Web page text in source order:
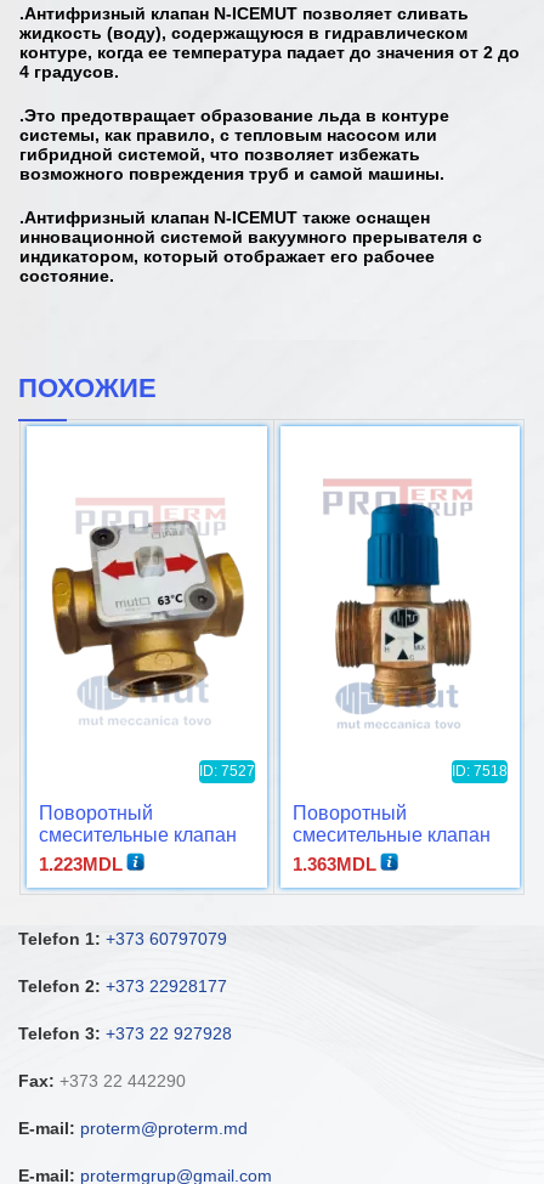
.Антифризный клапан N-ICEMUT позволяет сливать
жидкость (воду), содержащуюся в гидравлическом
контуре, когда ее температура падает до значения от 2 до
4 градусов.
.Это предотвращает образование льда в контуре
системы, как правило, с тепловым насосом или
гибридной системой, что позволяет избежать
возможного повреждения труб и самой машины.
.Антифризный клапан N-ICEMUT также оснащен
инновационной системой вакуумного прерывателя с
индикатором, который отображает его рабочее
состояние.
ПОХОЖИЕ
ID: 7527
Поворотный
смесительные клапан
MUT/TD3000 Ø1″
1.223MDL
ID: 7518
Поворотный
смесительные клапан
TWR-RA 32E
1.363MDL
Telefon 1: +373 60797079
Telefon 2: +373 22928177
Telefon 3: +373 22 927928
Fax: +373 22 442290
E-mail: proterm@proterm.md
E-mail: protermgrup@gmail.com